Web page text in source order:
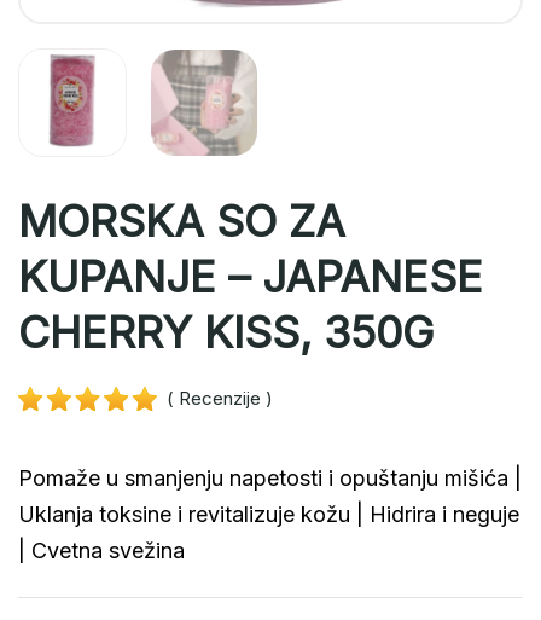
MORSKA SO ZA
KUPANJE – JAPANESE
CHERRY KISS, 350G
( Recenzije )
Pomaže u smanjenju napetosti i opuštanju mišića |
Uklanja toksine i revitalizuje kožu | Hidrira i neguje
| Cvetna svežina